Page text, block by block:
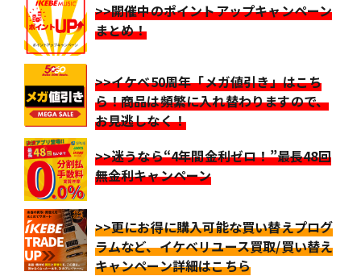
>>開催中のポイントアップキャンペーン
まとめ！
>>イケベ50周年「メガ値引き」はこち
ら！商品は頻繁に入れ替わりますので、
お見逃しなく！
>>迷うなら“4年間金利ゼロ！”最長48回
無金利キャンペーン
>>更にお得に購入可能な買い替えプログ
ラムなど、イケベリユース買取/買い替え
キャンペーン詳細はこちら